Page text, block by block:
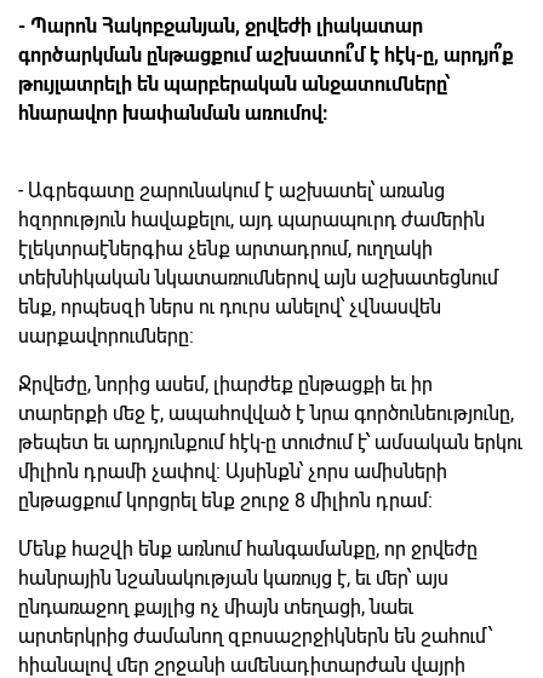
- Պարոն Հակոբջանյան, ջրվեժի լիակատար
գործարկման ընթացքում աշխատու՞մ է հէկ-ը, արդյո՞ք
թույլատրելի են պարբերական անջատումները՝
հնարավոր խափանման առումով:
- Ագրեգատը շարունակում է աշխատել՝ առանց
հզորություն հավաքելու, այդ պարապուրդ ժամերին
էլեկտրաէներգիա չենք արտադրում, ուղղակի
տեխնիկական նկատառումներով այն աշխատեցնում
ենք, որպեսզի ներս ու դուրս անելով՝ չվնասվեն
սարքավորումները:
Ջրվեժը, նորից ասեմ, լիարժեք ընթացքի եւ իր
տարերքի մեջ է, ապահովված է նրա գործունեությունը,
թեպետ եւ արդյունքում հէկ-ը տուժում է՝ ամսական երկու
միլիոն դրամի չափով: Այսինքն՝ չորս ամիսների
ընթացքում կորցրել ենք շուրջ 8 միլիոն դրամ:
Մենք հաշվի ենք առնում հանգամանքը, որ ջրվեժը
հանրային նշանակության կառույց է, եւ մեր՝ այս
ընդառաջող քայլից ոչ միայն տեղացի, նաեւ
արտերկրից ժամանող զբոսաշրջիկներն են շահում՝
հիանալով մեր շրջանի ամենադիտարժան վայրի